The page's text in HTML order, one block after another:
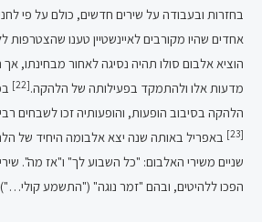
בחזרות ובעבודה על שירים חדשים, כולם על פי
אחדים שהיו מקורבים לאיינשטיין טענו
הוציא אלבום סולו תהיה נסיגה לאחור מבחינתו,
מדעות אלו ולהתמקד בפעילותה של הלהקה.[22]
הלהקה בסיבוב הופעות, והופעותיה זכו לשבחים
[23] באפריל באותה שנה יצא אלבומה היחיד של
שניים משירי האלבום: "כל השבוע לך" ו"אז מה".
הפכו ללהיטים, ובהם "זמר נוגה" ("התשמע קולי…"),